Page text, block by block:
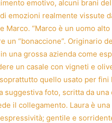
emotivo, alcuni brani
emozioni realmente vissute
Marco. “Marco è un uomo
un “bonaccione”. Originario
una grossa azienda come
un casale con vigneti e
quello usato per fini
suggestiva foto, scritta da
il collegamento. Laura è
gentile e